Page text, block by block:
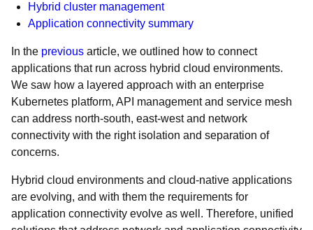
Hybrid cluster management
Application connectivity summary
In the previous article, we outlined how to connect
applications that run across hybrid cloud environments.
We saw how a layered approach with an enterprise
Kubernetes platform, API management and service mesh
can address north-south, east-west and network
connectivity with the right isolation and separation of
concerns.
Hybrid cloud environments and cloud-native applications
are evolving, and with them the requirements for
application connectivity evolve as well. Therefore, unified